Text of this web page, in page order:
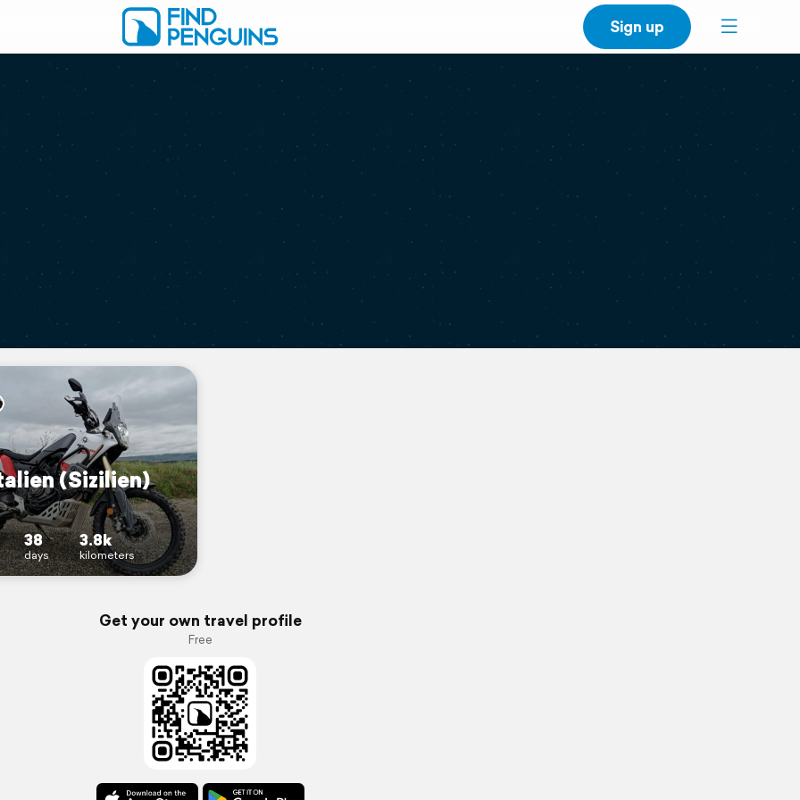
Sign up
(Sizilien)
38
days
3.8k
kilometers
Get your own travel profile
Free